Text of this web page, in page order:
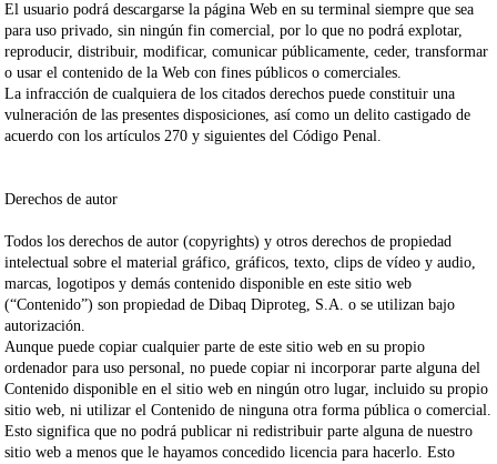
El usuario podrá descargarse la página Web en su terminal siempre que sea
para uso privado, sin ningún fin comercial, por lo que no podrá explotar,
reproducir, distribuir, modificar, comunicar públicamente, ceder, transformar
o usar el contenido de la Web con fines públicos o comerciales.
La infracción de cualquiera de los citados derechos puede constituir una
vulneración de las presentes disposiciones, así como un delito castigado de
acuerdo con los artículos 270 y siguientes del Código Penal.
Derechos de autor
Todos los derechos de autor (copyrights) y otros derechos de propiedad
intelectual sobre el material gráfico, gráficos, texto, clips de vídeo y audio,
marcas, logotipos y demás contenido disponible en este sitio web
(“Contenido”) son propiedad deDibaq Diproteg, S.A. o se utilizan bajo
autorización.
Aunque puede copiar cualquier parte de este sitio web en su propio
ordenador para uso personal, no puede copiar ni incorporar parte alguna del
Contenido disponible en el sitio web en ningún otro lugar, incluido su propio
sitio web, ni utilizar el Contenido de ninguna otra forma pública o comercial.
Esto significa que no podrá publicar ni redistribuir parte alguna de nuestro
sitio web a menos que le hayamos concedido licencia para hacerlo. Esto